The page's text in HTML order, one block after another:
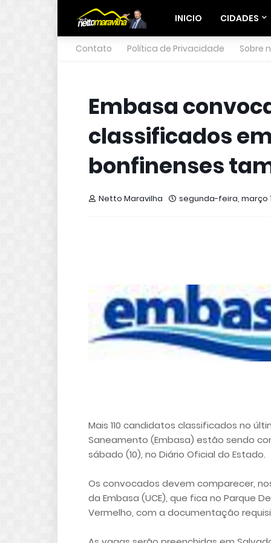
INICIO CIDADES
Contato Política de Privacidade Sobre
Embasa
classificados
bonfinenses
Netto Maravilha segunda-feira, março
Mais 110 candidatos classificados no
Saneamento (Embasa) estão sendo
sábado (10), no Diário Oficial do Estado.
Os convocados devem comparecer,
da Embasa (UCE), que fica no Parque
Vermelho, com a documentação